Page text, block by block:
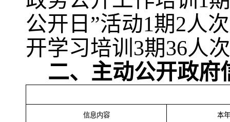
公开日”活动1期2人
开学习培训3期36人
二、 主动公开政府
信息内容 本年